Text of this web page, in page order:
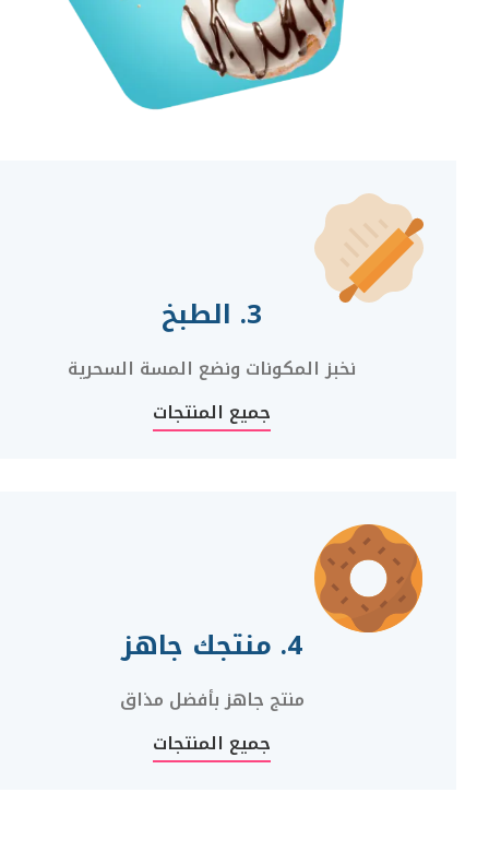
3. الطبخ
نخبز المكونات ونضع المسة السحرية
جميع المنتجات
4. منتجك جاهز
منتج جاهز بأفضل مذاق
جميع المنتجات